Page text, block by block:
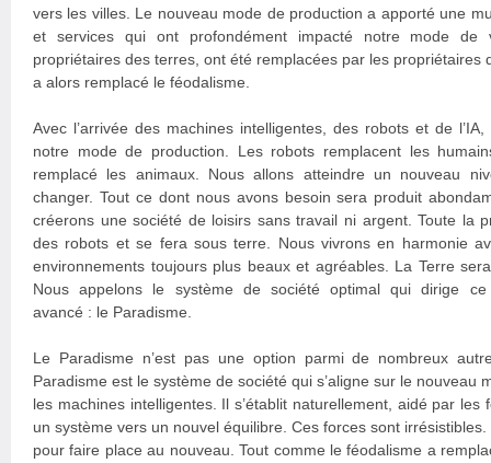
vers les villes. Le nouveau mode de production a apporté une
et services qui ont profondément impacté notre mode de
propriétaires des terres, ont été remplacées par les propriétaires
a alors remplacé le féodalisme.
Avec l’arrivée des machines intelligentes, des robots et de
notre mode de production. Les robots remplacent les
remplacé les animaux. Nous allons atteindre un nouveau
changer. Tout ce dont nous avons besoin sera produit
créerons une société de loisirs sans travail ni argent. Toute la
des robots et se fera sous terre. Nous vivrons en harmonie
environnements toujours plus beaux et agréables. La Terre
Nous appelons le système de société optimal qui dirige ce
avancé : le Paradisme.
Le Paradisme n’est pas une option parmi de nombreux
Paradisme est le système de société qui s’aligne sur le nouveau
les machines intelligentes. Il s’établit naturellement, aidé par les
un système vers un nouvel équilibre. Ces forces sont irrésistibles.
pour faire place au nouveau. Tout comme le féodalisme a